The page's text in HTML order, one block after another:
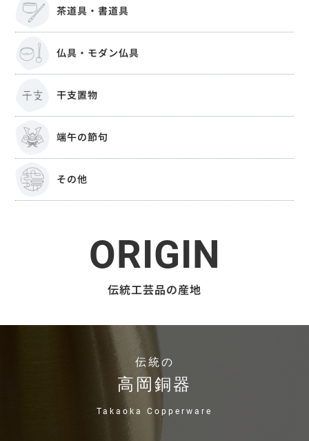
茶道具・書道具
仏具・モダン仏具
干支置物
端午の節句
その他
ORIGIN
伝統工芸品の産地
伝統の
高岡銅器
Takaoka Copperware